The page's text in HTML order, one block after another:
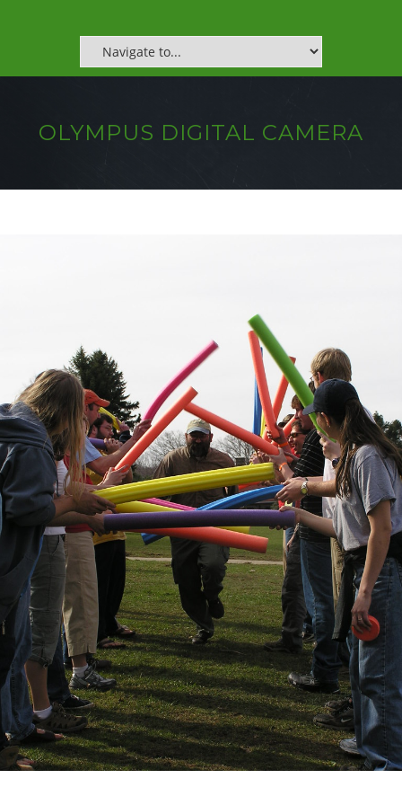
OLYMPUS DIGITAL CAMERA